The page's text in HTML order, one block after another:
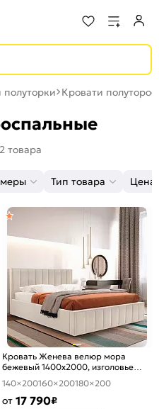
полуторки Кровати
товара
Тип товара Цена
Кровать Женева велюр мора
бежевый 1400x2000, изголовье
мягкое
140×200160×200180×200
от 17 790₽